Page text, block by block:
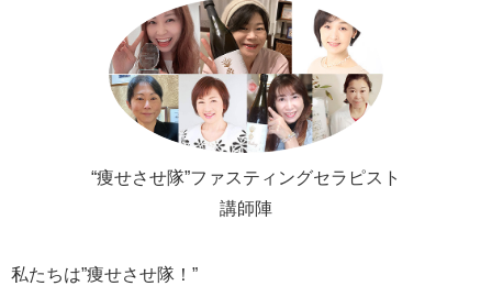
“痩せさせ隊”ファスティングセラピスト
講師陣
私たちは”痩せさせ隊！”